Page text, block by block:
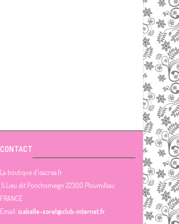
CONTACT
La boutique d'isacrea.fr
5 Lieu dit Ponchomeign 22300 Ploumilliau
FRANCE
Email: isabelle-sorel@club-internet.fr